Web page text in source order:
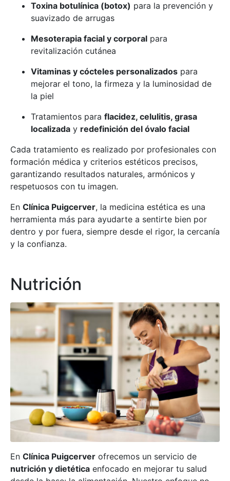
Toxina botulínica (botox) para la prevención y
suavizado de arrugas
Mesoterapia facial y corporal para
revitalización cutánea
Vitaminas y cócteles personalizados para
mejorar el tono, la firmeza y la luminosidad de
la piel
Tratamientos para flacidez, celulitis, grasa
localizada y redefinición del óvalo facial
Cada tratamiento es realizado por profesionales con
formación médica y criterios estéticos precisos,
garantizando resultados naturales, armónicos y
respetuosos con tu imagen.
En Clínica Puigcerver, la medicina estética es una
herramienta más para ayudarte a sentirte bien por
dentro y por fuera, siempre desde el rigor, la cercanía
y la confianza.
Nutrición
En Clínica Puigcerver ofrecemos un servicio de
nutrición y dietética enfocado en mejorar tu salud